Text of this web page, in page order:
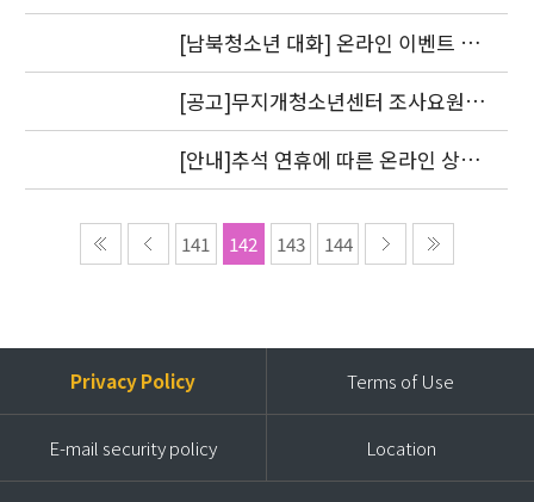
[남북청소년 대화] 온라인 이벤트 1
차 도토리를 지급했습니다.
[공고]무지개청소년센터 조사요원
모집
[안내]추석 연휴에 따른 온라인 상담
답변 처리 방침
141 142 143 144
Privacy Policy Terms of Use
E-mail security policy Location